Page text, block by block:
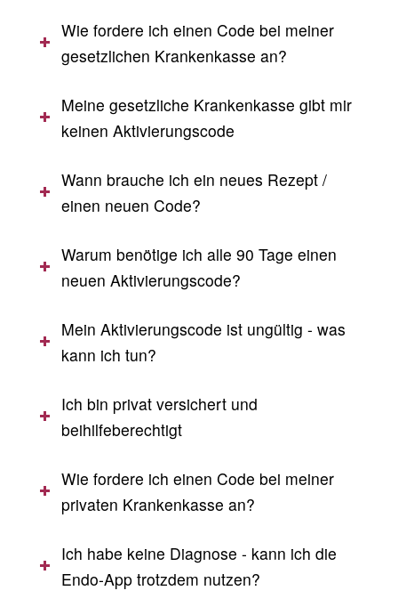
Wie fordere ich einen Code bei meiner
gesetzlichen Krankenkasse an?
Meine gesetzliche Krankenkasse gibt mir
keinen Aktivierungscode
Wann brauche ich ein neues Rezept /
einen neuen Code?
Warum benötige ich alle 90 Tage einen
neuen Aktivierungscode?
Mein Aktivierungscode ist ungültig - was
kann ich tun?
Ich bin privat versichert und
beihilfeberechtigt
Wie fordere ich einen Code bei meiner
privaten Krankenkasse an?
Ich habe keine Diagnose - kann ich die
Endo-App trotzdem nutzen?